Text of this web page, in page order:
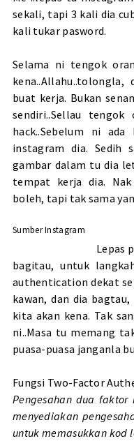
sekali, tapi 3 kali dia
kali tukar pasword.
Selama ni tengok
buat kerja. Bukan
sendiri..Sellau
hack..Sebelum ni
instagram dia. Sedih
gambar dalam tu dia
tempat kerja dia.
boleh, tapi tak sama
SumberInstagram
Lepas
bagitau, untuk
authentication dekat
kawan, dan dia
kita akan kena. Tak
ni..Masa tu memang
puasa-puasa janganla
Fungsi Two-Factor
Pengesahan dua
menyediakan
untuk memasukkan kod